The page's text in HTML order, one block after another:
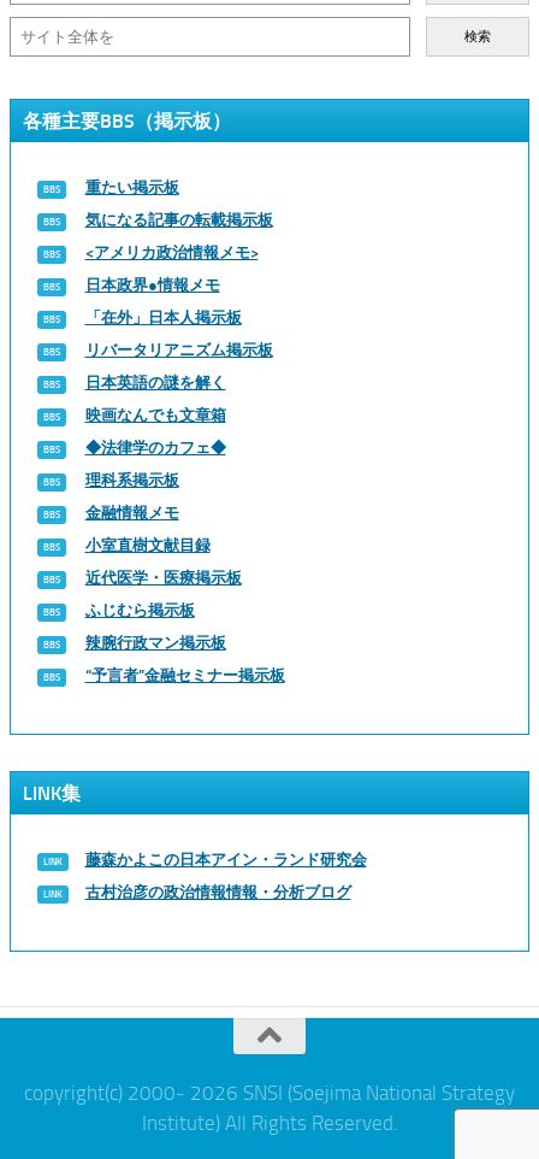
検索
各種主要BBS（掲示板）
重たい掲示板
気になる記事の転載掲示板
<アメリカ政治情報メモ>
日本政界●情報メモ
「在外」日本人掲示板
リバータリアニズム掲示板
日本英語の謎を解く
映画なんでも文章箱
◆法律学のカフェ◆
理科系掲示板
金融情報メモ
小室直樹文献目録
近代医学・医療掲示板
ふじむら掲示板
辣腕行政マン掲示板
“予言者”金融セミナー掲示板
LINK集
藤森かよこの日本アイン・ランド研究会
古村治彦の政治情報情報・分析ブログ
copyright(c) 2000- 2026 SNSI (Soejima National Strategy
Institute) All Rights Reserved.